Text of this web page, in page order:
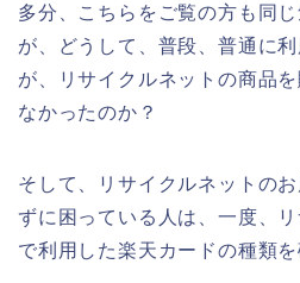
多分、こちらをご覧の方も同
が、どうして、普段、普通に
が、リサイクルネットの商品
なかったのか？
そして、リサイクルネットの
ずに困っている人は、一度、
で利用した楽天カードの種類